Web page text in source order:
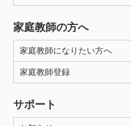
家庭教師の方へ
家庭教師になりたい方へ
家庭教師登録
サポート